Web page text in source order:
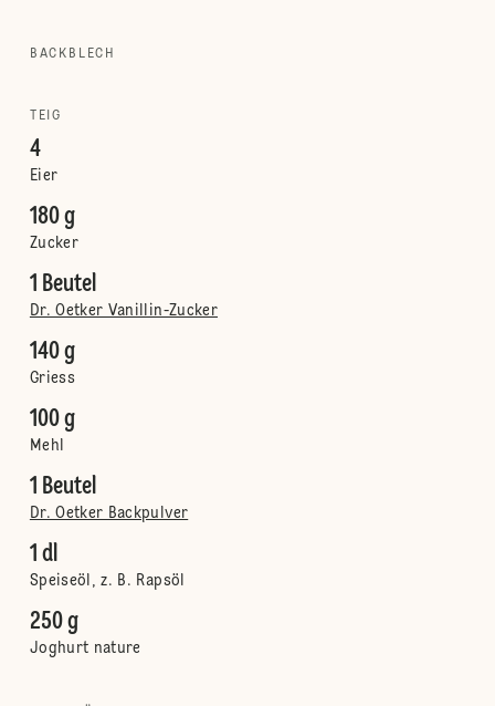
BACKBLECH
TEIG
4
Eier
180 g
Zucker
1 Beutel
Dr. Oetker Vanillin-Zucker
140 g
Griess
100 g
Mehl
1 Beutel
Dr. Oetker Backpulver
1 dl
Speiseöl, z. B. Rapsöl
250 g
Joghurt nature